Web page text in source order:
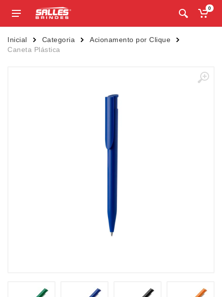
0
Inicial Categoria
Acionamento por Clique
Caneta Plástica